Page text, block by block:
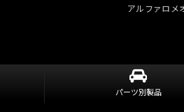
アルファロメ
パーツ別製品